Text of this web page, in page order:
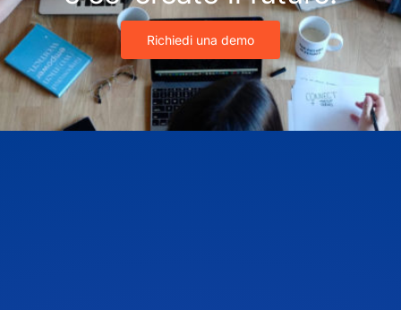
Richiedi una demo